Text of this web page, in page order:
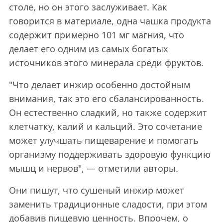
столе, но он этого заслуживает. Как
говорится в материале, одна чашка продукта
содержит примерно 101 мг магния, что
делает его одним из самых богатых
источников этого минерала среди фруктов.
"Что делает инжир особенно достойным
внимания, так это его сбалансированность.
Он естественно сладкий, но также содержит
клетчатку, калий и кальций. Это сочетание
может улучшать пищеварение и помогать
организму поддерживать здоровую функцию
мышц и нервов", — отметили авторы.
Они пишут, что сушеный инжир может
заменить традиционные сладости, при этом
добавив пищевую ценность. Впрочем, о